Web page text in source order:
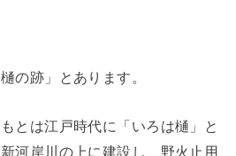
の跡」とあります。
とは江戸時代に「いろは樋」と
河岸川の上に建設し、野火止用